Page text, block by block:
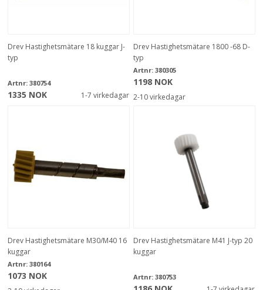
Drev Hastighetsmätare 18 kuggar J-
typ
Artnr: 380754
1335 NOK 1-7 virkedagar
Drev Hastighetsmätare 1800 -68 D-
typ
Artnr: 380305
1198 NOK
2-10 virkedagar
Drev Hastighetsmätare M30/M40 16
kuggar
Artnr: 380164
1073 NOK
Drev Hastighetsmätare M41 J-typ 20
kuggar
Artnr: 380753